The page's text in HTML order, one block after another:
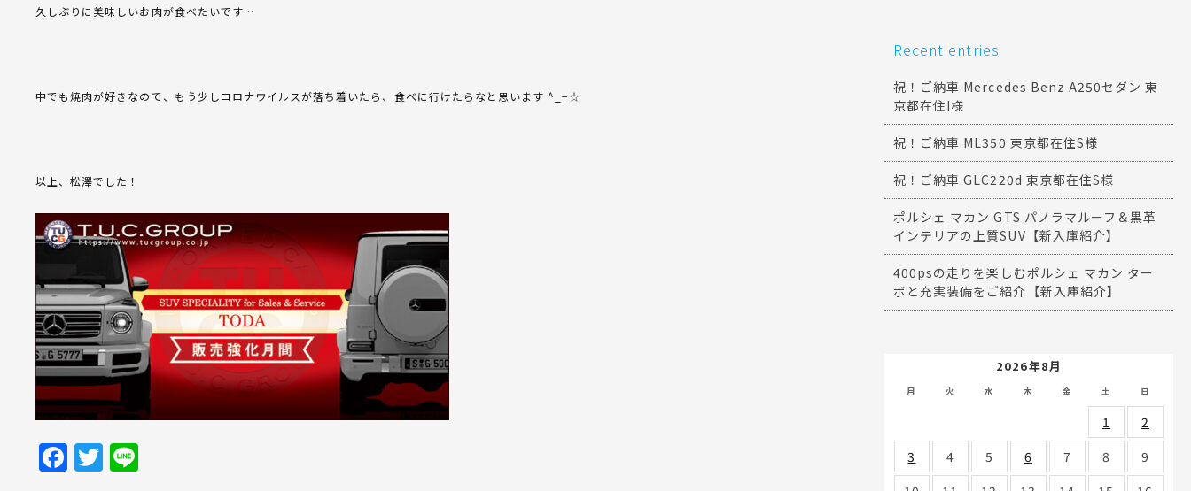
久しぶりに美味しいお肉が食べたいです…
中でも焼肉が好きなので、もう少しコロナウイルスが落ち着いたら、食べに行けたらなと思います ^_−☆
以上、松澤でした！
Facebook
Twitter
Recent entries
祝！ご納車 Mercedes Benz A250セダン 東
京都在住I様
祝！ご納車 ML350 東京都在住S様
祝！ご納車 GLC220d 東京都在住S様
ポルシェ マカン GTS パノラマルーフ＆黒革
インテリアの上質SUV【新入庫紹介】
400psの走りを楽しむポルシェ マカン ター
ボと充実装備をご紹介【新入庫紹介】
2026年8月
月 火 水 木 金 土 日
1
2
3
4 5 6 7 8
9